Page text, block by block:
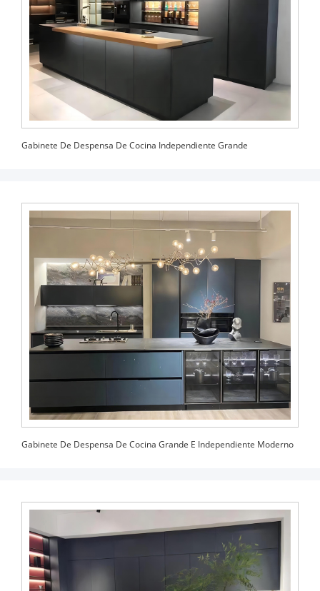
Gabinete De Despensa De Cocina Independiente Grande
Gabinete De Despensa De Cocina Grande E Independiente Moderno